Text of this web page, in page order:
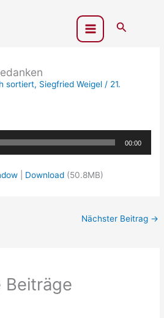
Suchen
sortiert, Siegfried Weigel / 21.
00:00
Download (50.8MB)
Nächster Beitrag →
Beiträge